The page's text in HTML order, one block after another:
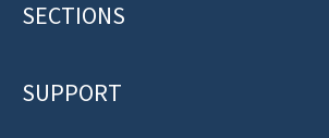
F
o
SECTIONS
SUPPORT